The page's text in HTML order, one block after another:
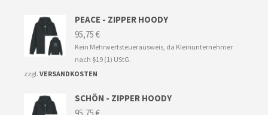
PEACE - ZIPPER HOODY
95,75 €
Kein Mehrwertsteuerausweis, da Kleinunternehmer
nach §19 (1) UStG.
zzgl. VERSANDKOSTEN
SCHÖN - ZIPPER HOODY